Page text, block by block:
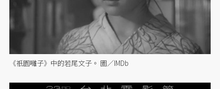
《祇園囃子》中的若尾文子。 圖／IMDb